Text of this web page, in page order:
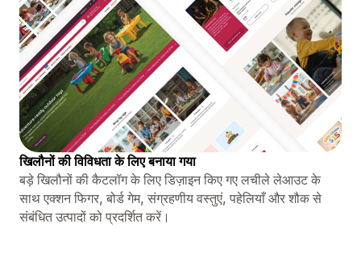
खिलौनों की विविधता के लिए बनाया गया
बड़े खिलौनों की कैटलॉग के लिए डिज़ाइन किए गए लचीले लेआउट के
साथ एक्शन फिगर, बोर्ड गेम, संग्रहणीय वस्तुएं, पहेलियाँ और शौक से
संबंधित उत्पादों को प्रदर्शित करें।